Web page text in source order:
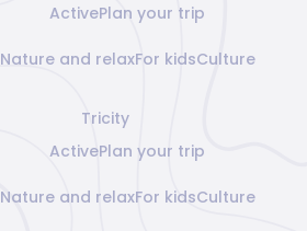
ActivePlan your trip
Nature and relaxFor kidsCulture
Tricity
ActivePlan your trip
Nature and relaxFor kidsCulture